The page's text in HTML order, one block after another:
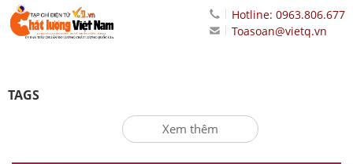
Hotline: 0963.806.677
Toasoan@vietq.vn
TAGS
Xem thêm